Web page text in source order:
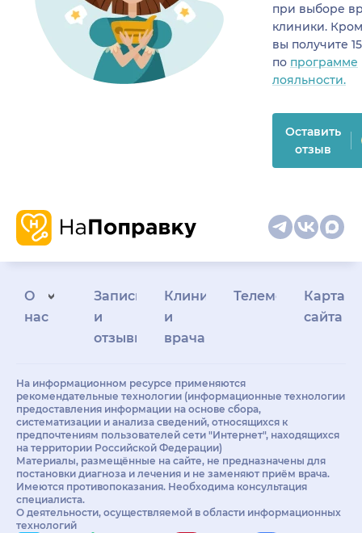
при выборе
клиники.
вы получите
по программе
лояльности.
Оставить
отзыв
О
нас
Запись
и
отзывы
Клиникам
и
врачам
Телемедицина
Карта
сайта
На информационном ресурсе применяются
рекомендательные технологии (информационные технологии
предоставления информации на основе сбора,
систематизации и анализа сведений, относящихся к
предпочтениям пользователей сети "Интернет", находящихся
на территории Российской Федерации)
Материалы, размещённые на сайте, не предназначены для
постановки диагноза и лечения и не заменяют приём врача.
Имеются противопоказания. Необходима консультация
специалиста.
О деятельности, осуществляемой в области информационных
технологий